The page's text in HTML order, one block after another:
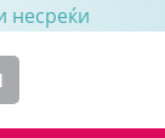
несреќи